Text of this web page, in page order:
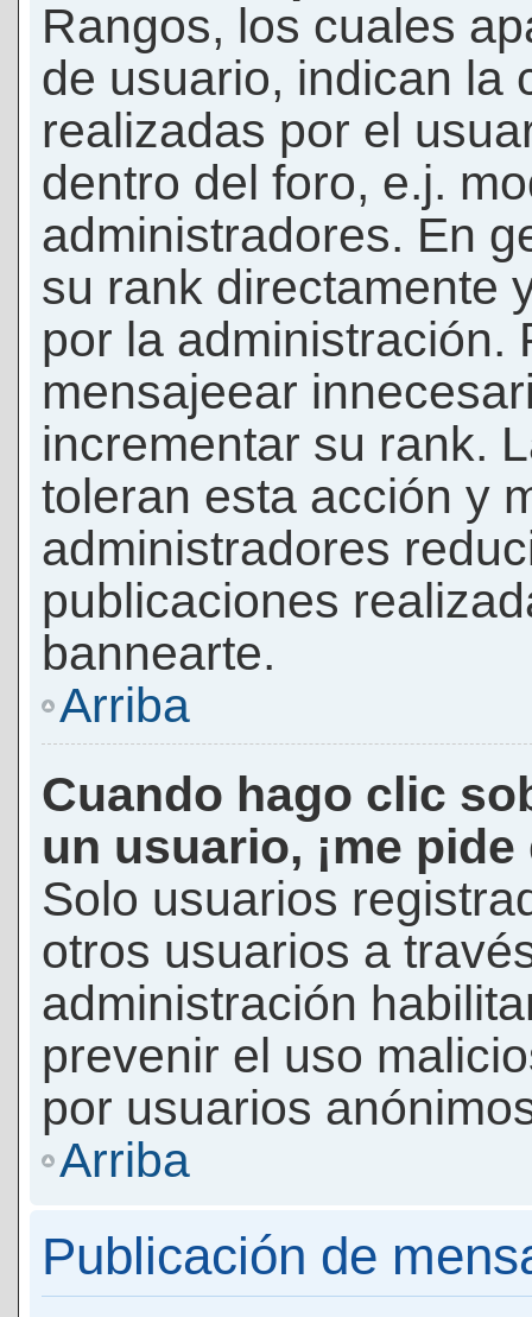
Rangos, los cuales
de usuario, indican la
realizadas por el
dentro del foro, e.j.
administradores. En
su rank directamente
por la administración.
mensajeear
incrementar su rank.
toleran esta acción y
administradores
publicaciones
bannearte.
Arriba
Cuando hago clic
un usuario, ¡me
Solo usuarios
otros usuarios a
administración
prevenir el uso
por usuarios
Arriba
Publicación de